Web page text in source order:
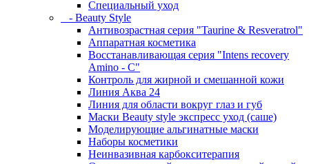
Специальный уход
- Beauty Style
Антивозрастная серия "Taurine & Resveratrol"
Аппаратная косметика
Восстанавливающая серия "Intens recovery
Amino - C"
Контроль для жирной и смешанной кожи
Линия Аква 24
Линия для области вокруг глаз и губ
Маски Beauty style экспресс уход (саше)
Моделирующие альгинатные маски
Наборы косметики
Неинвазивная карбокситерапия